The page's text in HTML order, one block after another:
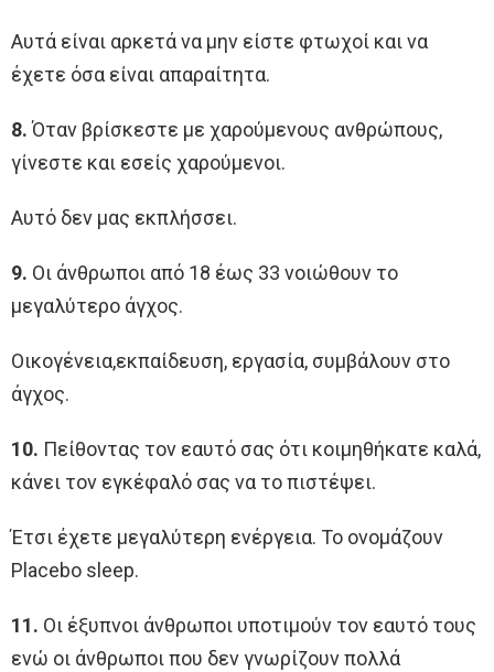
Αυτά είναι αρκετά να μην είστε φτωχοί και να
έχετε όσα είναι απαραίτητα.
8.Όταν βρίσκεστε με χαρούμενους ανθρώπους,
γίνεστε και εσείς χαρούμενοι.
Αυτό δεν μας εκπλήσσει.
9. Οι άνθρωποι από 18 έως 33 νοιώθουν το
μεγαλύτερο άγχος.
Οικογένεια,εκπαίδευση, εργασία, συμβάλουν στο
άγχος.
10. Πείθοντας τον εαυτό σας ότι κοιμηθήκατε καλά,
κάνει τον εγκέφαλό σας να το πιστέψει.
Έτσι έχετε μεγαλύτερη ενέργεια. Το ονομάζουν
Placebo sleep.
11. Οι έξυπνοι άνθρωποι υποτιμούν τον εαυτό τους
ενώ οι άνθρωποι που δεν γνωρίζουν πολλά